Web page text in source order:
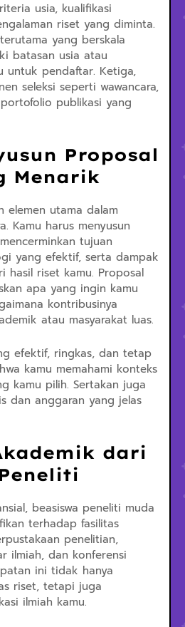
usia, kualifikasi
riset yang diminta.
yang berskala
batasan usia atau
untuk pendaftar. Ketiga,
seleksi seperti wawancara,
publikasi yang
Proposal
Menarik
elemen utama dalam
Kamu harus menyusun
tujuan
yang efektif, serta dampak
hasil riset kamu. Proposal
apa yang ingin kamu
kontribusinya
atau masyarakat luas.
efektif, ringkas, dan tetap
kamu memahami konteks
kamu pilih. Sertakan juga
dan anggaran yang jelas
dari
beasiswa peneliti muda
terhadap fasilitas
penelitian,
ilmiah, dan konferensi
ini tidak hanya
riset, tetapi juga
ilmiah kamu.